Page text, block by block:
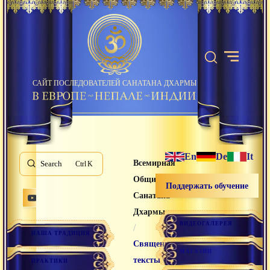
САЙТ ПОСЛЕДОВАТЕЛЕЙ САНАТАНА ДХАРМЫ
Search K
НАША ТРАДИЦИЯ
ПРАКТИКИ
Всемирная
Община
Санатана
Дхармы
/
Священные
тексты
En De It
Поддержать обучение
ВИДЕОГАЛЕРЕЯ
МАГАЗИН